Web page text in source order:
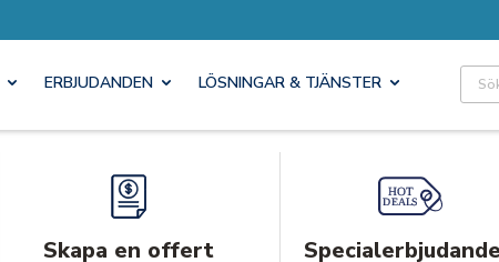
ERBJUDANDEN LÖSNINGAR & TJÄNSTER
Skapa en offert